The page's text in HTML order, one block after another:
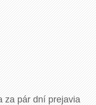
za pár dní prejavia